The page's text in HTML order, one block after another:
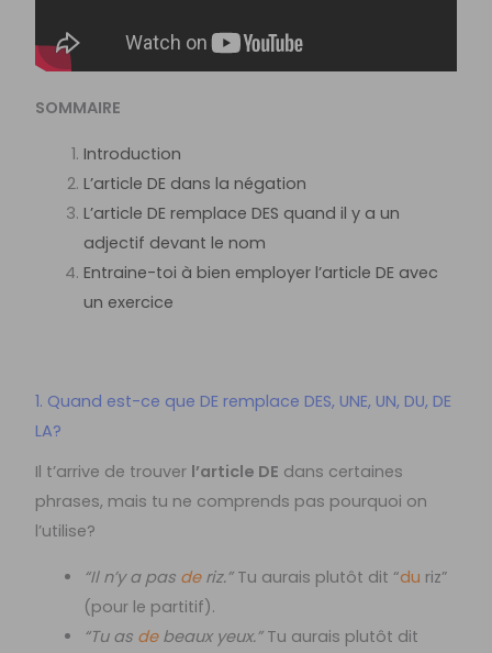
SOMMAIRE
Introduction
L’article DE dans la négation
L’article DE remplace DES quand il y a un
adjectif devant le nom
Entraine-toi à bien employer l’article DE avec
un exercice
1. Quand est-ce que DE remplace DES, UNE, UN, DU, DE
LA?
Il t’arrive de trouver l’article DE dans certaines
phrases, mais tu ne comprends pas pourquoi on
l’utilise?
“Il n’y a pas deriz.”Tu aurais plutôt dit “du riz”
(pour le partitif).
“Tu as debeaux yeux.”Tu aurais plutôt dit